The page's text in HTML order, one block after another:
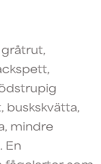
buskskvätta,
mindre
En